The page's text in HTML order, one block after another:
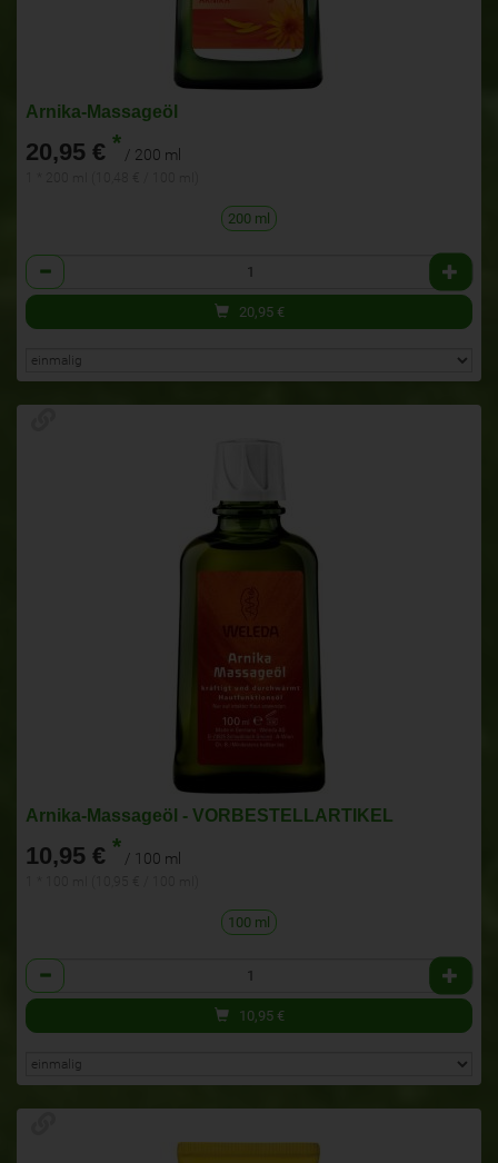
Arnika-Massageöl
20,95 € * / 200 ml
200 ml
Anzahl
20,95 €
Arnika-Massageöl - VORBESTELLARTIKEL
10,95 € * / 100 ml
100 ml
Anzahl
10,95 €